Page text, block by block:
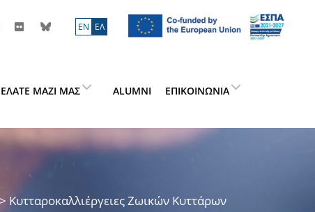
ΕN ΕΛ
ΕΛΆΤΕ ΜΑΖΊ ΜΑΣ ALUMNI ΕΠΙΚΟΙΝΩΝΊΑ
Κυτταροκαλλιέργειες Ζωικών Κυττάρων